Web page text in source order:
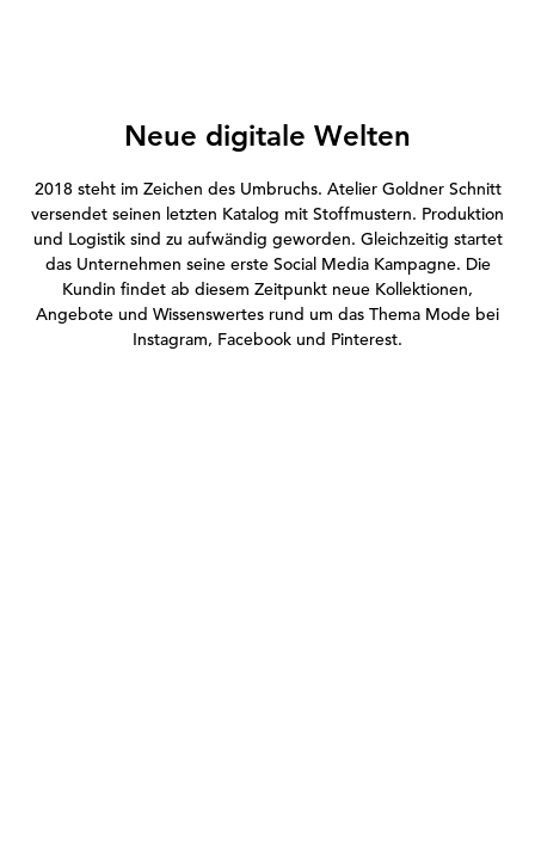
Neue digitale Welten
2018 steht im Zeichen des Umbruchs. Atelier Goldner Schnitt
versendet seinen letzten Katalog mit Stoffmustern. Produktion
und Logistik sind zu aufwändig geworden. Gleichzeitig startet
das Unternehmen seine erste Social Media Kampagne. Die
Kundin findet ab diesem Zeitpunkt neue Kollektionen,
Angebote und Wissenswertes rund um das Thema Mode bei
Instagram, Facebook und Pinterest.